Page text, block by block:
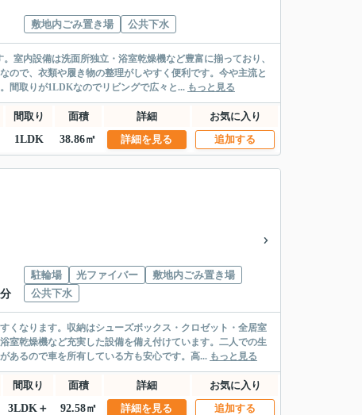
敷地内ごみ置き場 公共下水
室内設備は洗面所独立・浴室乾燥機など豊富に揃っており、
ので、衣類や履き物の整理がしやすく便利です。今や主流と
間取りが1LDKなのでリビングで広々と... もっと見る
間取り 面積 詳細
お気に入り
1LDK 38.86㎡ 詳細を見る 追加する
駐輪場 光ファイバー
敷地内ごみ置き場
公共下水
くなります。収納はシューズボックス・クロゼット・全居室
室乾燥機など充実した設備を備え付けています。二人での生
あるので車を所有している方も安心です。高... もっと見る
間取り 面積 詳細
お気に入り
3LDK＋
92.58㎡ 詳細を見る 追加する